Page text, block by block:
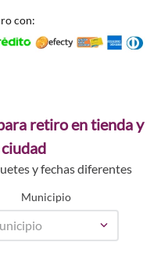
con:
retiro en tienda y
y fechas diferentes
Municipio